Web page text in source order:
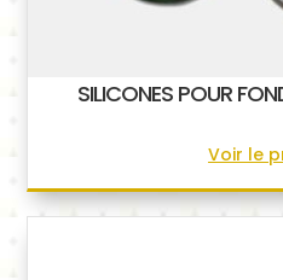
SILICONES POUR
Voir le